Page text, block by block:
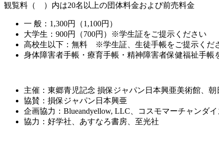
観覧料（ ）内は20名以上の団体料金および前売料金
一 般：1,300円（1,100円）
大学生：900円（700円）※学生証をご提示ください
高校生以下：無料 ※学生証、生徒手帳をご提示くだ
身体障害者手帳・療育手帳・精神障害者保健福祉手帳
主催：東郷青児記念 損保ジャパン日本興亜美術館、朝
協賛：損保ジャパン日本興亜
企画協力：Blueandyellow, LLC、コスモマーチャンダ
協力：好学社、あすなろ書房、至光社